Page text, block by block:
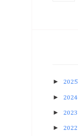
► 2025
► 2024
► 2023
► 2022